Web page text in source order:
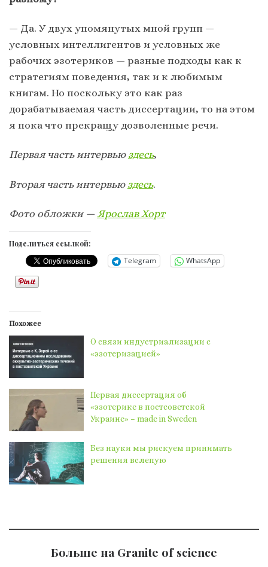
— Да. У двух упомянутых мной групп —
условных интеллигентов и условных же
рабочих эзотериков — разные подходы как к
стратегиям поведения, так и к любимым
книгам. Но поскольку это как раз
дорабатываемая часть диссертации, то на этом
я пока что прекращу дозволенные речи.
Первая часть интервью здесь,
Вторая часть интервью здесь.
Фото обложки — Ярослав Хорт
Поделиться ссылкой:
Telegram WhatsApp
Похожее
О связи индустриализации с
«эзотеризацией»
Первая диссертация об
«эзотерике в постсоветской
Украине» – made in Sweden
Без науки мы рискуем принимать
решения вслепую
Больше на Granite of science